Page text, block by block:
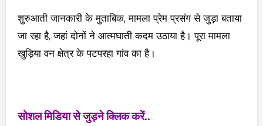
शुरुआती जानकारी के मुताबिक, मामला प्रेम प्रसंग से जुड़ा बताया
जा रहा है, जहां दोनों ने आत्मघाती कदम उठाया है। पूरा मामला
खुड़िया वन क्षेत्र के पटपरहा गांव का है।
सोशल मिडिया से जुड़ने क्लिक करें..